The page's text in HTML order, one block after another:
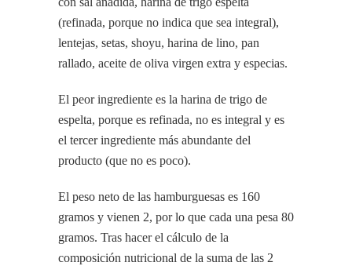
(refinada, porque no indica que sea integral),
lentejas, setas, shoyu, harina de lino, pan
rallado, aceite de oliva virgen extra y especias.
El peor ingrediente es la harina de trigo de
espelta, porque es refinada, no es integral y es
el tercer ingrediente más abundante del
producto (que no es poco).
El peso neto de las hamburguesas es 160
gramos y vienen 2, por lo que cada una pesa 80
gramos. Tras hacer el cálculo de la
composición nutricional de la suma de las 2